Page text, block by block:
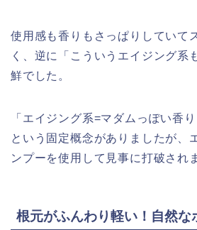
使用感も香りもさっぱりしていて
く、逆に「こういうエイジング系
鮮でした。
「エイジング系=マダムっぽい香
という固定概念がありましたが、
ンプーを使用して見事に打破され
根元がふんわり軽い！自然な